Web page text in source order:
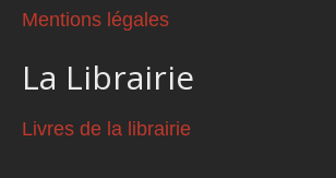
Mentions légales
La Librairie
Livres de la librairie